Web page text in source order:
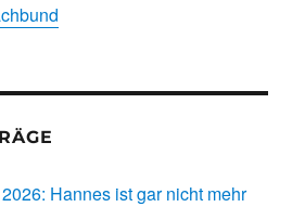
Hannes ist gar nicht mehr